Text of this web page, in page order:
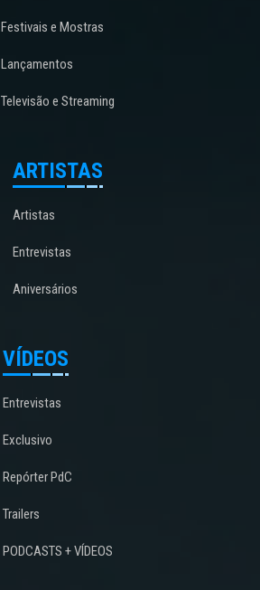
Festivais e Mostras
Lançamentos
Televisão e Streaming
ARTISTAS
Artistas
Entrevistas
Aniversários
VÍDEOS
Entrevistas
Exclusivo
Repórter PdC
Trailers
PODCASTS + VÍDEOS